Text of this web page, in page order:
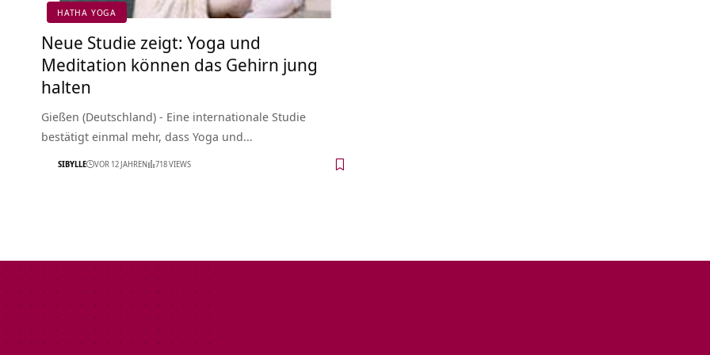
HATHA YOGA
Neue Studie zeigt: Yoga und
Meditation können das Gehirn jung
halten
Gießen (Deutschland) - Eine internationale Studie
bestätigt einmal mehr, dass Yoga und…
SIBYLLE VOR 12 JAHREN 718 VIEWS